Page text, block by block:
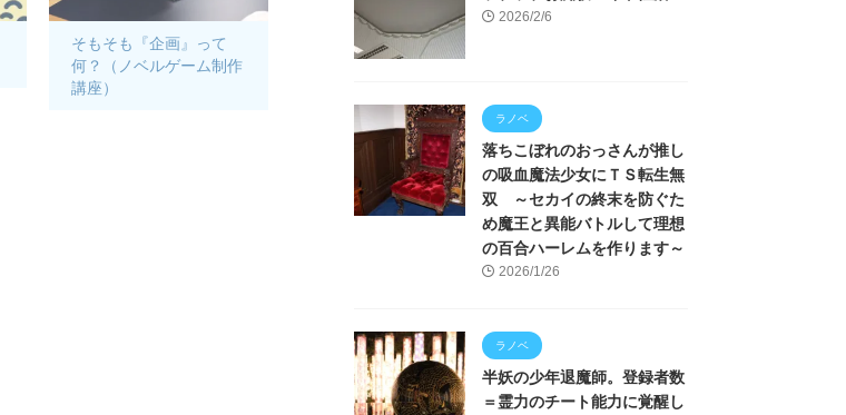
そもそも『企画』って
何？（ノベルゲーム制作
講座）
2026/2/6
ラノベ
落ちこぼれのおっさんが推し
の吸血魔法少女にＴＳ転生無
双 ～セカイの終末を防ぐた
め魔王と異能バトルして理想
の百合ハーレムを作ります～
2026/1/26
ラノベ
半妖の少年退魔師。登録者数
＝霊力のチート能力に覚醒し